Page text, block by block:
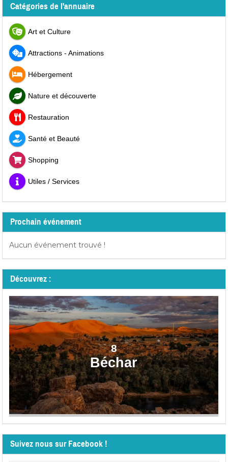
Catégories de l'annuaire
Art et Culture
Attractions - Animations
Hébergement
Nature et découverte
Restauration
Santé et Beauté
Shopping
Utiles / Services
Prochain événement
Aucun événement trouvé !
Découvrez :
8
Béchar
Suivez nous sur Facebook !